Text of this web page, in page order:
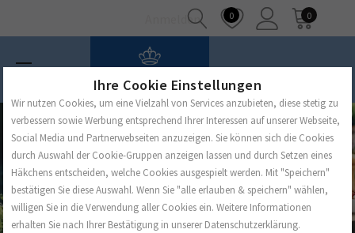
Anmelden 0 0
Ihre Cookie Einstellungen
Wir nutzen Cookies, um eine Vielzahl von Services anzubieten, diese stetig zu
verbessern sowie Werbung entsprechend Ihrer Interessen auf unserer Webseite,
Social Media und Partnerwebseiten anzuzeigen. Sie können sich die Cookies
durch Auswahl der Cookie-Gruppen anzeigen lassen und durch Setzen eines
Häkchens entscheiden, welche Cookies ausgespielt werden. Mit "Speichern"
bestätigen Sie diese Auswahl. Wenn Sie "alle erlauben & speichern" wählen,
willigen Sie in die Verwendung aller Cookies ein. Weitere Informationen
erhalten Sie nach Ihrer Bestätigung in unserer Datenschutzerklärung.